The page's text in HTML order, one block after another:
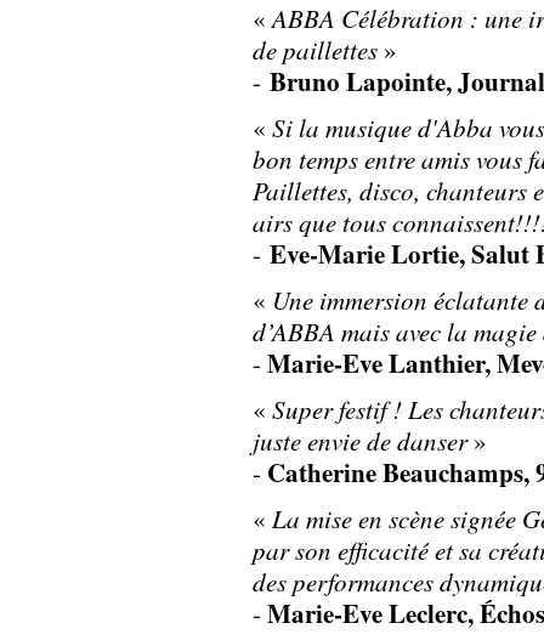
«ABBA Célébration : une
de paillettes »
- Bruno Lapointe,
« Si la musique d'Abba
bon temps entre amis vous
Paillettes, disco, chanteurs
airs que tous
- Eve-Marie Lortie, Salut
« Une immersion éclatante
d’ABBA mais avec la
- Marie-Eve Lanthier,
« Super festif ! Les
juste envie de danser»
- Catherine Beauchamps,
« La mise en scène signée
par son efficacité et sa
des performances
- Marie-Eve Leclerc,